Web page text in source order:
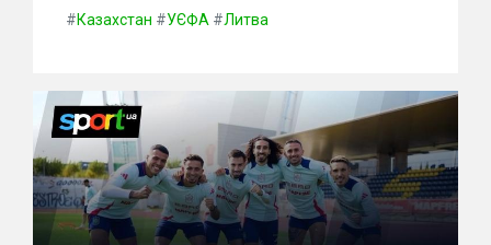
#Казахстан #УЄФА #Литва